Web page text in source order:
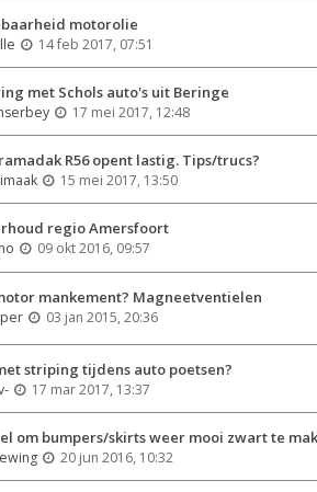
motorolie
14 feb 2017, 07:51
met Schols auto's uit Beringe
17 mei 2017, 12:48
R56 opent lastig. Tips/trucs?
15 mei 2017, 13:50
regio Amersfoort
09 okt 2016, 09:57
mankement? Magneetventielen
03 jan 2015, 20:36
striping tijdens auto poetsen?
17 mar 2017, 13:37
om bumpers/skirts weer mooi zwart te
20 jun 2016, 10:32